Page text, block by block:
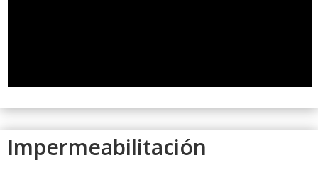
Impermeabilitación